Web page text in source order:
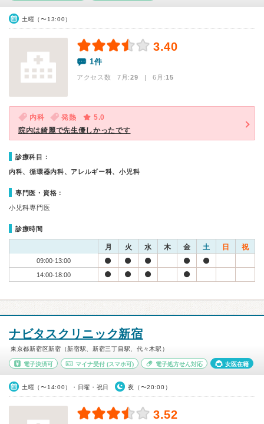
土曜（〜13:00）
3.40
1件
アクセス数 7月:29 | 6月:15
内科 発熱
5.0
院内は綺麗で先生優しかったです
診療科目：
内科、循環器内科、アレルギー科、小児科
専門医・資格：
小児科専門医
診療時間
月 火 水 木 金 土 日 祝
09:00-13:00
14:00-18:00
ナビタスクリニック新宿
東京都新宿区新宿（新宿駅、新宿三丁目駅、代々木駅）
電子決済可 マイナ受付(スマホ可) 電子処方せん対応 女医在籍
土曜（〜14:00）・日曜・祝日 夜（〜20:00）
3.52